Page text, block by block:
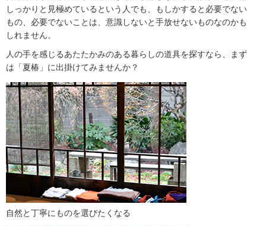
しっかりと見極めているという人でも、もしかすると必要でない
もの、必要でないことは、意識しないと手放せないものなのかも
しれません。
人の手を感じるあたたかみのある暮らしの道具を探すなら、まず
は「夏椿」に出掛けてみませんか？
自然と丁寧にものを選びたくなる